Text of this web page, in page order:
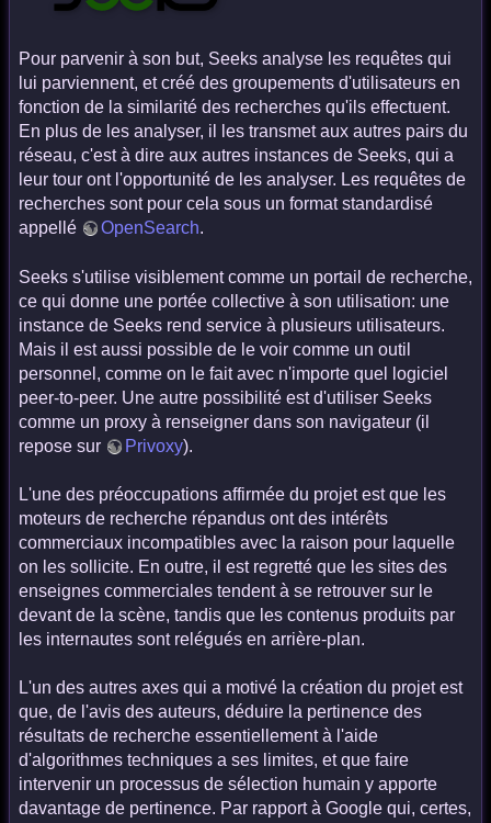
Pour parvenir à son but, Seeks analyse les requêtes qui
lui parviennent, et créé des groupements d'utilisateurs en
fonction de la similarité des recherches qu'ils effectuent.
En plus de les analyser, il les transmet aux autres pairs du
réseau, c'est à dire aux autres instances de Seeks, qui a
leur tour ont l'opportunité de les analyser. Les requêtes de
recherches sont pour cela sous un format standardisé
appellé
OpenSearch.
Seeks s'utilise visiblement comme un portail de recherche,
ce qui donne une portée collective à son utilisation: une
instance de Seeks rend service à plusieurs utilisateurs.
Mais il est aussi possible de le voir comme un outil
personnel, comme on le fait avec n'importe quel logiciel
peer-to-peer. Une autre possibilité est d'utiliser Seeks
comme un proxy à renseigner dans son navigateur (il
repose sur
Privoxy).
L'une des préoccupations affirmée du projet est que les
moteurs de recherche répandus ont des intérêts
commerciaux incompatibles avec la raison pour laquelle
on les sollicite. En outre, il est regretté que les sites des
enseignes commerciales tendent à se retrouver sur le
devant de la scène, tandis que les contenus produits par
les internautes sont relégués en arrière-plan.
L'un des autres axes qui a motivé la création du projet est
que, de l'avis des auteurs, déduire la pertinence des
résultats de recherche essentiellement à l'aide
d'algorithmes techniques a ses limites, et que faire
intervenir un processus de sélection humain y apporte
davantage de pertinence. Par rapport à Google qui, certes,